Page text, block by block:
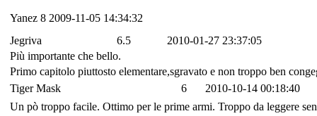
Yanez 8 2009-11-05 14:34:32
Jegriva
6.5
2010-01-27 23:37:05
Più importante che bello.
Primo capitolo piuttosto elementare,sgravato e non troppo ben
Tiger Mask
6
2010-10-14 00:18:40
Un pò troppo facile. Ottimo per le prime armi. Troppo da leggere